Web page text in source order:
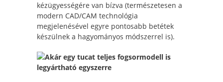
kézügyességére van bízva (természetesen a
modern CAD/CAM technológia
megjelenésével egyre pontosabb betétek
készülnek a hagyományos módszerrel is).